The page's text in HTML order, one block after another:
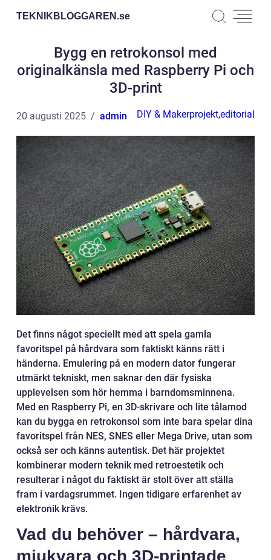
TEKNIKBLOGGAREN.se
Bygg en retrokonsol med
originalkänsla med Raspberry Pi och
3D-print
20 augusti 2025 admin DIY & Makerprojekt,editorial
Det finns något speciellt med att spela gamla
favoritspel på hårdvara som faktiskt känns rätt i
händerna. Emulering på en modern dator fungerar
utmärkt tekniskt, men saknar den där fysiska
upplevelsen som hör hemma i barndomsminnena.
Med en Raspberry Pi, en 3D-skrivare och lite tålamod
kan du bygga en retrokonsol som inte bara spelar dina
favoritspel från NES, SNES eller Mega Drive, utan som
också ser och känns autentisk. Det här projektet
kombinerar modern teknik med retroestetik och
resulterar i något du faktiskt är stolt över att ställa
fram i vardagsrummet. Ingen tidigare erfarenhet av
elektronik krävs.
Vad du behöver – hårdvara,
mjukvara och 3D-printade